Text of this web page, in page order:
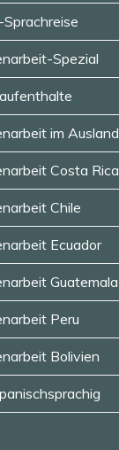
Spezial
im Ausland
Costa Rica
Chile
Ecuador
Guatemala
Peru
Bolivien